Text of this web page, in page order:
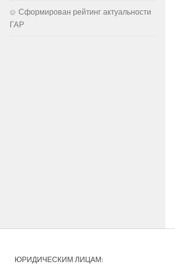
Сформирован рейтинг актуальности
ГАР
ЮРИДИЧЕСКИМ ЛИЦАМ: